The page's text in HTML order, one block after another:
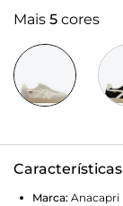
Mais 5 cores
Características
Marca: Anacapri